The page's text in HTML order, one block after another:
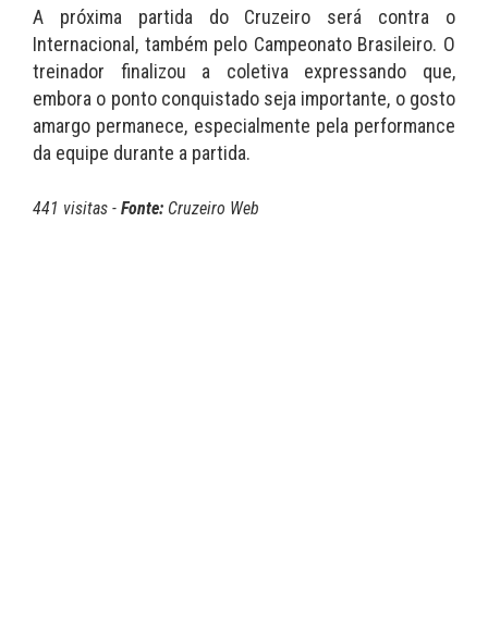
A próxima partida do Cruzeiro será contra o
Internacional, também pelo Campeonato Brasileiro. O
treinador finalizou a coletiva expressando que,
embora o ponto conquistado seja importante, o gosto
amargo permanece, especialmente pela performance
da equipe durante a partida.
441 visitas - Fonte: Cruzeiro Web